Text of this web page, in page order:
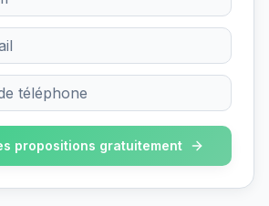
propositions gratuitement